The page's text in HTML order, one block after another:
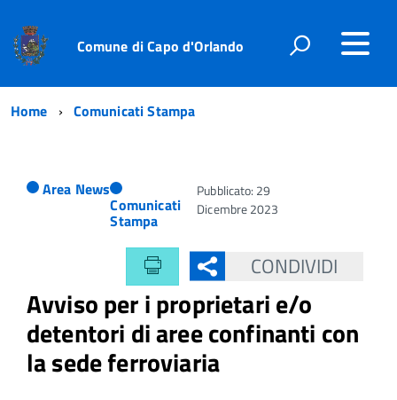
Comune di Capo d'Orlando
Home Comunicati Stampa
Area News
Comunicati
Stampa
Pubblicato: 29
Dicembre 2023
CONDIVIDI
Avviso per i proprietari e/o
detentori di aree confinanti con
la sede ferroviaria